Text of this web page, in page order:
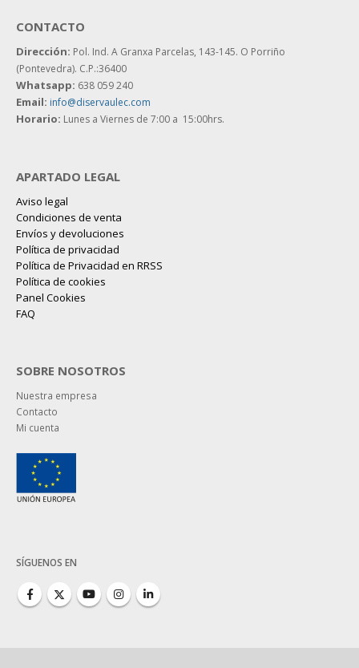
CONTACTO
Dirección: Pol. Ind. A Granxa Parcelas, 143-145. O Porriño
(Pontevedra). C.P.:36400
Whatsapp: 638 059 240
Email: info@diservaulec.com
Horario: Lunes a Viernes de 7:00 a 15:00hrs.
APARTADO LEGAL
Aviso legal
Condiciones de venta
Envíos y devoluciones
Política de privacidad
Política de Privacidad en RRSS
Política de cookies
Panel Cookies
FAQ
SOBRE NOSOTROS
Nuestra empresa
Contacto
Mi cuenta
SÍGUENOS EN